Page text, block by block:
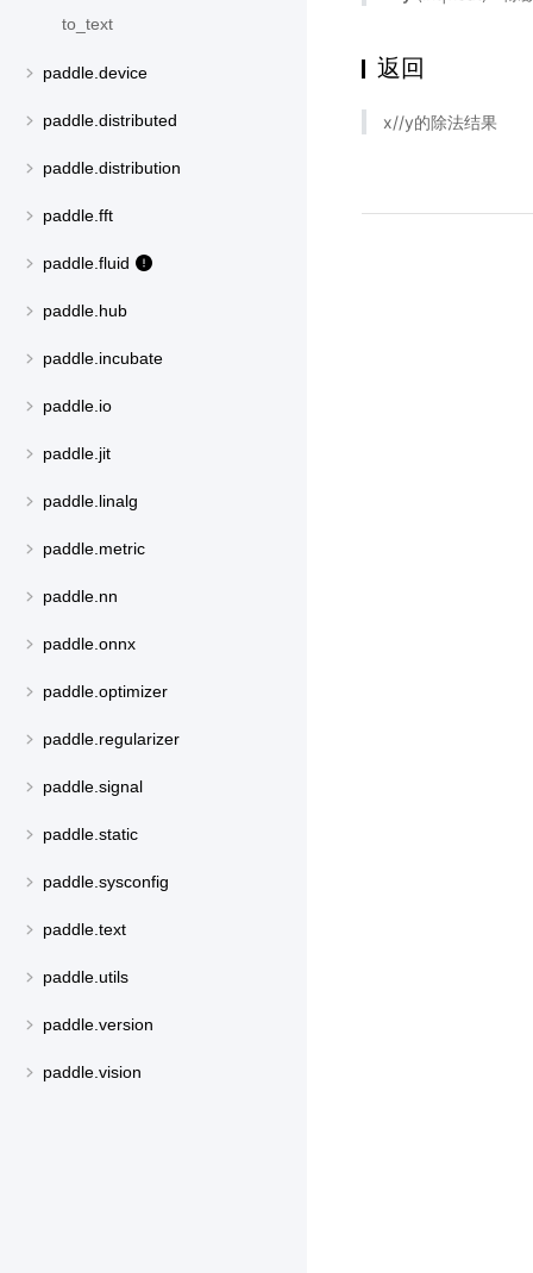
to_text
paddle.device
paddle.distributed
paddle.distribution
paddle.fft
paddle.fluid
paddle.hub
paddle.incubate
paddle.io
paddle.jit
paddle.linalg
paddle.metric
paddle.nn
paddle.onnx
paddle.optimizer
paddle.regularizer
paddle.signal
paddle.static
paddle.sysconfig
paddle.text
paddle.utils
paddle.version
paddle.vision
返回
x//y的除法结果